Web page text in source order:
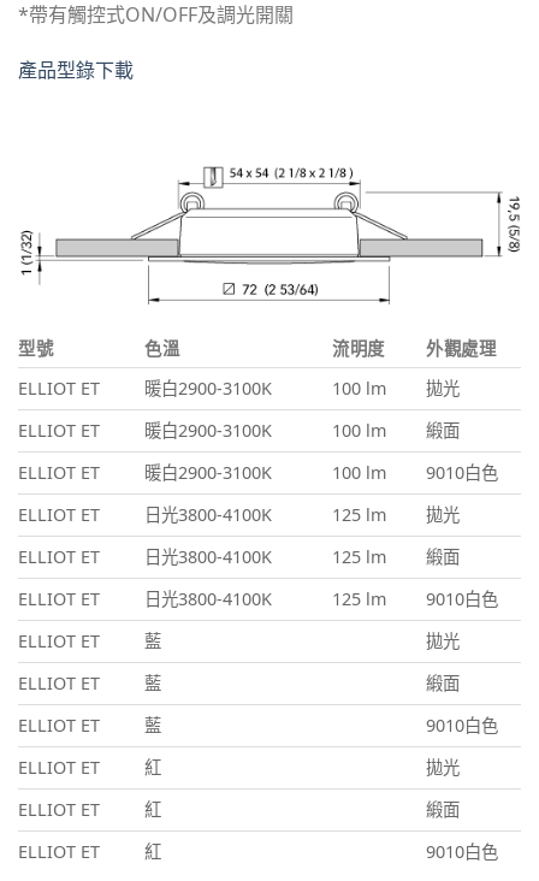
*帶有觸控式ON/OFF及調光開關
產品型錄下載
型號 色溫 流明度
外觀處理
ELLIOT ET
暖白2900-3100K 100 lm
拋光
ELLIOT ET
暖白2900-3100K 100 lm
緞面
ELLIOT ET
暖白2900-3100K 100 lm
9010白色
ELLIOT ET
日光3800-4100K 125 lm
拋光
ELLIOT ET
日光3800-4100K 125 lm
緞面
ELLIOT ET
日光3800-4100K 125 lm
9010白色
ELLIOT ET
藍
拋光
ELLIOT ET
藍
緞面
ELLIOT ET
藍
9010白色
ELLIOT ET
紅
拋光
ELLIOT ET
紅
緞面
ELLIOT ET
紅 9010白色